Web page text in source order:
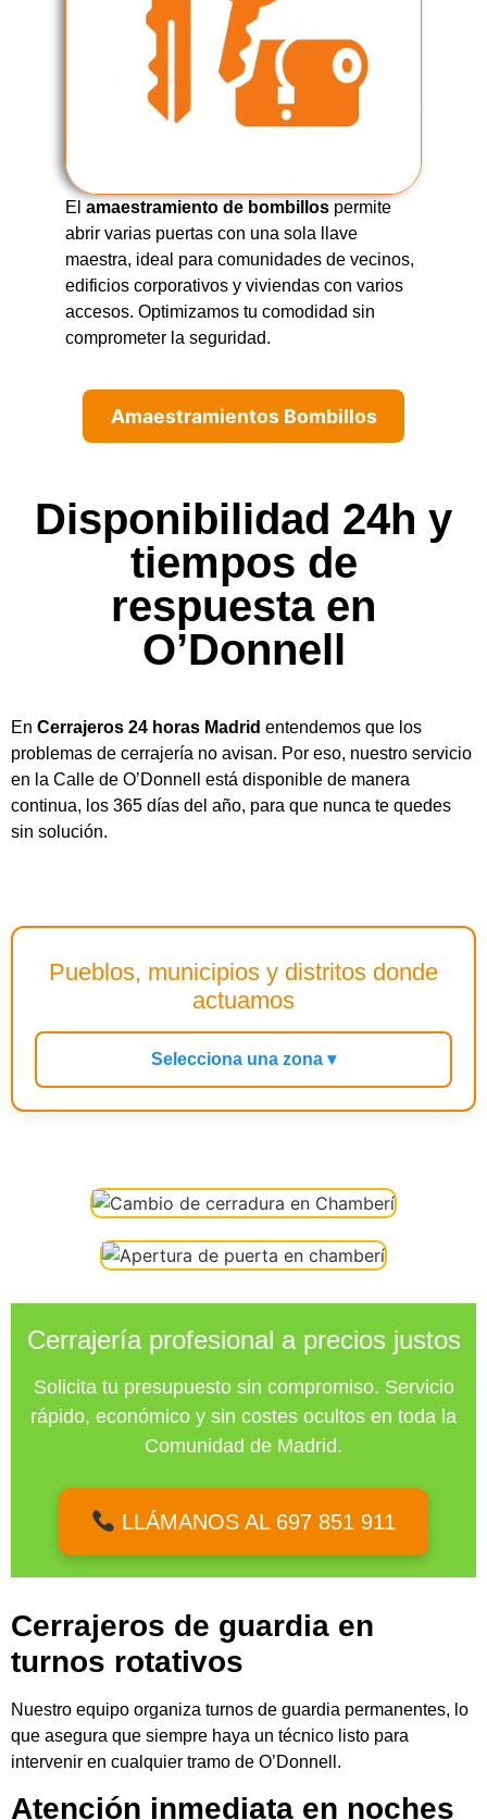
El amaestramiento de bombillos permite
abrir varias puertas con una sola llave
maestra, ideal para comunidades de vecinos,
edificios corporativos y viviendas con varios
accesos. Optimizamos tu comodidad sin
comprometer la seguridad.
Amaestramientos Bombillos
Disponibilidad 24h y
tiempos de
respuesta en
O’Donnell
En Cerrajeros 24 horas Madrid entendemos que los
problemas de cerrajería no avisan. Por eso, nuestro servicio
en la Calle de O’Donnell está disponible de manera
continua, los 365 días del año, para que nunca te quedes
sin solución.
Pueblos, municipios y distritos donde
actuamos
Selecciona una zona ▾
Cerrajería profesional a precios justos
Solicita tu presupuesto sin compromiso. Servicio
rápido, económico y sin costes ocultos en toda la
Comunidad de Madrid.
LLÁMANOS AL 697 851 911
Cerrajeros de guardia en
turnos rotativos
Nuestro equipo organiza turnos de guardia permanentes, lo
que asegura que siempre haya un técnico listo para
intervenir en cualquier tramo de O’Donnell.
Atención inmediata en noches